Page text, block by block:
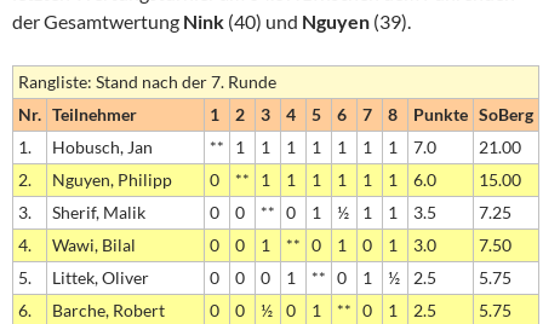
der Gesamtwertung Nink (40) und Nguyen (39).
Rangliste: Stand nach der 7. Runde
Nr. Teilnehmer 1 2 3 4 5 6 7 8 Punkte SoBerg
1.
Hobusch, Jan ** 1 1 1 1 1 1 1 7.0
21.00
2.
Nguyen, Philipp 0 ** 1 1 1 1 1 1 6.0
15.00
3.
Sherif, Malik 0 0 ** 0 1 ½ 1 1 3.5
7.25
4.
Wawi, Bilal 0 0 1 ** 0 1 0 1 3.0
7.50
5.
Littek, Oliver 0 0 0 1 ** 0 1 ½ 2.5
5.75
6.
Barche, Robert 0 0 ½ 0 1 ** 0 1 2.5
5.75